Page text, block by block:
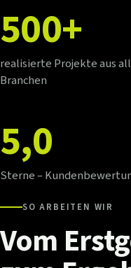
500+
realisierte Projekte aus
Branchen
5,0
Sterne –
SO ARBEITEN WIR
Vom